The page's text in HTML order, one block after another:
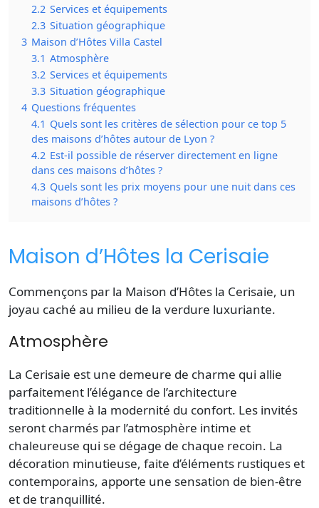
2.2 Services et équipements
2.3 Situation géographique
3 Maison d’Hôtes Villa Castel
3.1 Atmosphère
3.2 Services et équipements
3.3 Situation géographique
4 Questions fréquentes
4.1 Quels sont les critères de sélection pour ce top 5
des maisons d’hôtes autour de Lyon ?
4.2 Est-il possible de réserver directement en ligne
dans ces maisons d’hôtes ?
4.3 Quels sont les prix moyens pour une nuit dans ces
maisons d’hôtes ?
Maison d’Hôtes la Cerisaie
Commençons par la Maison d’Hôtes la Cerisaie, un
joyau caché au milieu de la verdure luxuriante.
Atmosphère
La Cerisaie est une demeure de charme qui allie
parfaitement l’élégance de l’architecture
traditionnelle à la modernité du confort. Les invités
seront charmés par l’atmosphère intime et
chaleureuse qui se dégage de chaque recoin. La
décoration minutieuse, faite d’éléments rustiques et
contemporains, apporte une sensation de bien-être
et de tranquillité.